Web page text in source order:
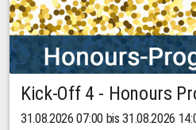
Kick-Off 4 - Honours
31.08.2026 07:00 bis 31.08.2026